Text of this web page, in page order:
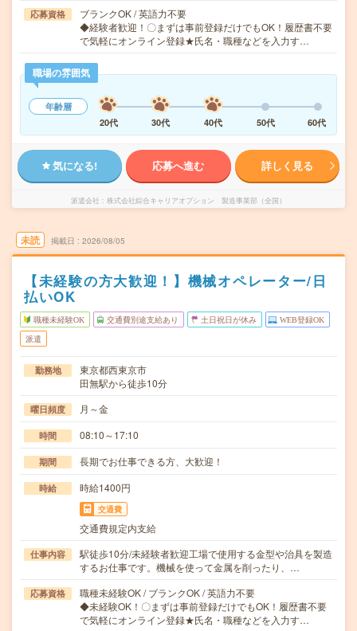
応募資格
ブランクOK / 英語力不要
◆経験者歓迎！〇まずは事前登録だけでもOK！履歴書不要
で気軽にオンライン登録★氏名・職種などを入力す…
職場の雰囲気
年齢層
20代
30代 40代 50代 60代
気になる! 応募へ進む 詳しく見る
派遣会社 株式会社綜合キャリアオプション 製造事業部（全国）
未読 掲載日 2026/08/05
【未経験の方大歓迎！】機械オペレーター/日
払いOK
職種未経験OK 交通費別途支給あり 土日祝日が休み WEB登録OK
派遣
勤務地
東京都西東京市
田無駅から徒歩10分
曜日頻度 月～金
時間 08:10～17:10
期間 長期でお仕事できる方、大歓迎！
時給 時給1400円
交通費
交通費規定内支給
仕事内容
駅徒歩10分/未経験者歓迎工場で使用する金型や治具を製造
するお仕事です。機械を使って金属を削ったり、…
応募資格
職種未経験OK / ブランクOK / 英語力不要
◆未経験OK！〇まずは事前登録だけでもOK！履歴書不要
で気軽にオンライン登録★氏名・職種などを入力す…